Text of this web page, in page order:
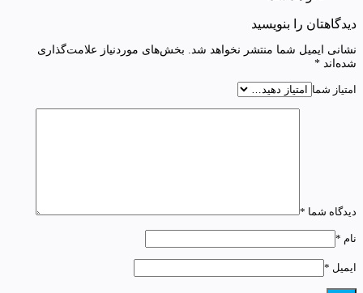
دیدگاهتان را بنویسید
نشانی ایمیل شما منتشر نخواهد شد.
بخش‌های موردنیاز علامت‌گذاری
شده‌اند *
امتیاز شما
دیدگاه شما *
نام *
ایمیل *